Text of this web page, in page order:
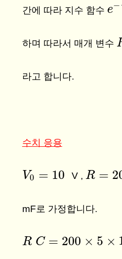
간에 따라 지수 함수 e−
e
하며 따라서 매개 변수
라고 합니다.
수치 응용
V0 = 10
V0 =10 V , R =
R= 200
mF로 가정합니다.
R C = 200 × 5 ×
RC=200 ×5×10− 3=1